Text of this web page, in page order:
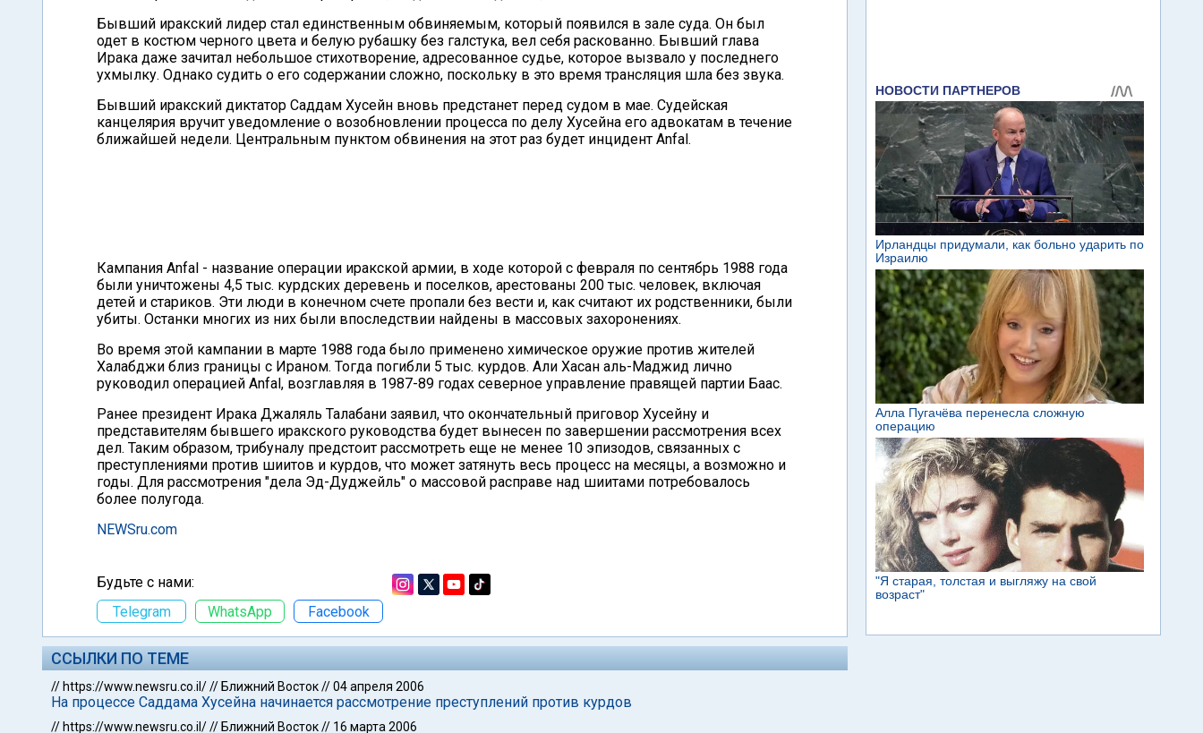
Бывший иракский лидер стал единственным обвиняемым, который появился в зале суда. Он был
одет в костюм черного цвета и белую рубашку без галстука, вел себя раскованно. Бывший глава
Ирака даже зачитал небольшое стихотворение, адресованное судье, которое вызвало у последнего
ухмылку. Однако судить о его содержании сложно, поскольку в это время трансляция шла без звука.
Бывший иракский диктатор Саддам Хусейн вновь предстанет перед судом в мае. Судейская
канцелярия вручит уведомление о возобновлении процесса по делу Хусейна его адвокатам в течение
ближайшей недели. Центральным пунктом обвинения на этот раз будет инцидент Anfal.
Кампания Anfal - название операции иракской армии, в ходе которой с февраля по сентябрь 1988 года
были уничтожены 4,5 тыс. курдских деревень и поселков, арестованы 200 тыс. человек, включая
детей и стариков. Эти люди в конечном счете пропали без вести и, как считают их родственники, были
убиты. Останки многих из них были впоследствии найдены в массовых захоронениях.
Во время этой кампании в марте 1988 года было применено химическое оружие против жителей
Халабджи близ границы с Ираном. Тогда погибли 5 тыс. курдов. Али Хасан аль-Маджид лично
руководил операцией Anfal, возглавляя в 1987-89 годах северное управление правящей партии Баас.
Ранее президент Ирака Джаляль Талабани заявил, что окончательный приговор Хусейну и
представителям бывшего иракского руководства будет вынесен по завершении рассмотрения всех
дел. Таким образом, трибуналу предстоит рассмотреть еще не менее 10 эпизодов, связанных с
преступлениями против шиитов и курдов, что может затянуть весь процесс на месяцы, а возможно и
годы. Для рассмотрения "дела Эд-Дуджейль" о массовой расправе над шиитами потребовалось
более полугода.
NEWSru.com
Будьте с нами:
Telegram
WhatsApp Facebook
ССЫЛКИ ПО ТЕМЕ
// https://www.newsru.co.il/// Ближний Восток//04 апреля 2006
На процессе Саддама Хусейна начинается рассмотрение преступлений против курдов
// https://www.newsru.co.il/// Ближний Восток// 16 марта 2006